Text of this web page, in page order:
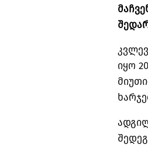
იყო